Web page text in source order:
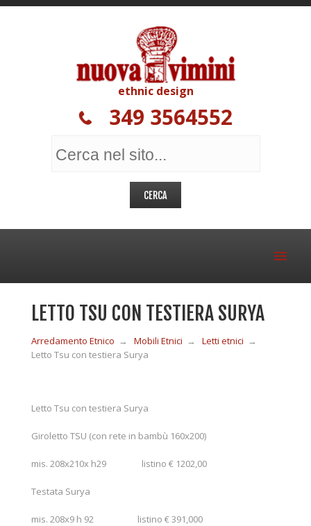
ethnic design
349 3564552
MOBILI IN LEGNO
MOBILI IN RATTAN
MOBILI IN GIUNCO
LETTO TSU CON TESTIERA SURYA
Arredamento Etnico → Mobili Etnici → Letti etnici →
Letto Tsu con testiera Surya
Letto Tsu con testiera Surya
Giroletto TSU (con rete in bambù 160x200)
mis. 208x210x h29 listino € 1202,00
Testata Surya
mis. 208x9 h 92 listino € 391,000